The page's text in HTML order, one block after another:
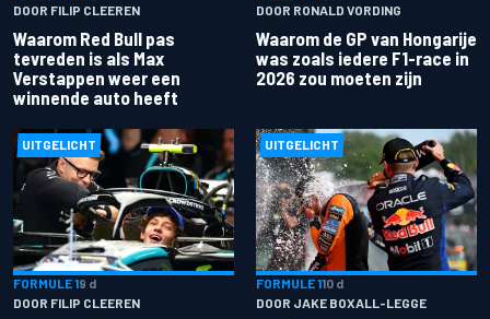
DOOR FILIP CLEEREN
Waarom Red Bull pas
tevreden is als Max
Verstappen weer een
winnende auto heeft
DOOR RONALD VORDING
Waarom de GP van Hongarije
was zoals iedere F1-race in
2026 zou moeten zijn
UITGELICHT
FORMULE 19 d
DOOR FILIP CLEEREN
UITGELICHT
FORMULE 110 d
DOOR JAKE BOXALL-LEGGE